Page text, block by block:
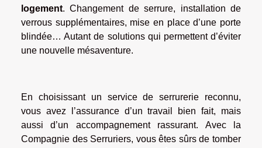
logement. Changement de serrure, installation de
verrous supplémentaires, mise en place d’une porte
blindée… Autant de solutions qui permettent d’éviter
une nouvelle mésaventure.
En choisissant un service de serrurerie reconnu,
vous avez l’assurance d’un travail bien fait, mais
aussi d’un accompagnement rassurant. Avec la
Compagnie des Serruriers, vous êtes sûrs de tomber